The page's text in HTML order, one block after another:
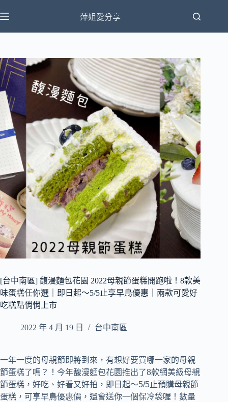
至
主
容
萍姐愛分享
[台中南區] 馥漫麵包花園 2022母親節蛋糕開跑啦！8款美
味蛋糕任你選｜即日起～5/5止享早鳥優惠｜兩款可愛好
吃糕點悄悄上市
2022 年 4 月 19 日 台中南區
一年一度的母親節即將到來，有想好要買哪一家的母親
節蛋糕了嗎？！今年馥漫麵包花園推出了8款網美級母親
節蛋糕，好吃、好看又好拍，即日起～5/5止預購母親節
蛋糕，可享早鳥優惠價，還會送你一個保冷袋喔！數量